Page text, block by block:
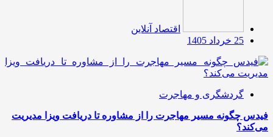
اقتصاد آنلاین
25 خرداد 1405
گردشگری و مهاجرت
فیدس چگونه مسیر مهاجرت را از مشاوره تا دریافت ویزا مدیریت
می‌کند؟